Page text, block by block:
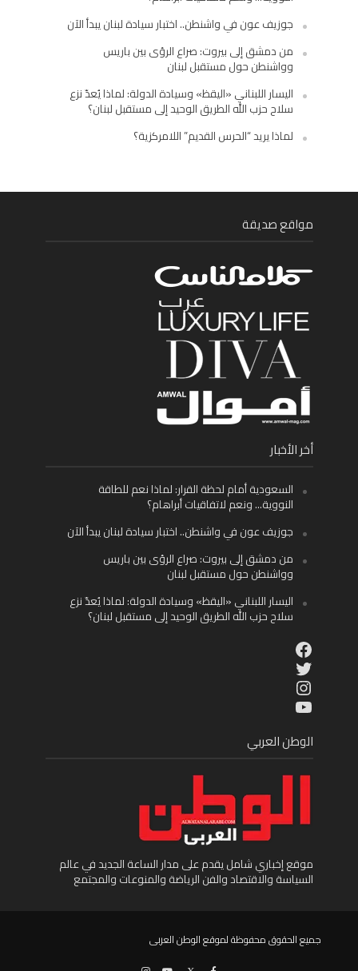
جوزيف عون في واشنطن.. اختبار سيادة لبنان يبدأ الآن
من دمشق إلى بيروت: صراع الرؤى بين باريس
وواشنطن حول مستقبل لبنان
اليسار اللبناني «اليقظ» وسيادة الدولة: لماذا يُعدّ نزع
سلاح حزب الله الطريق الوحيد إلى مستقبل لبنان؟
لماذا يريد “الحرس القديم” اللامركزية؟
مواقع صديقة
أخر الأخبار
السعودية أمام لحظة القرار: لماذا نعم للطاقة
النووية… ونعم لاتفاقيات أبراهام؟
جوزيف عون في واشنطن.. اختبار سيادة لبنان يبدأ الآن
من دمشق إلى بيروت: صراع الرؤى بين باريس
وواشنطن حول مستقبل لبنان
اليسار اللبناني «اليقظ» وسيادة الدولة: لماذا يُعدّ نزع
سلاح حزب الله الطريق الوحيد إلى مستقبل لبنان؟
Facebook
Twitter
Instagram
YouTube
الوطن العربي
موقع إخباري شامل يقدم على مدار الساعة الجديد في عالم
السياسة والاقتصاد والفن الرياضة والمنوعات والمجتمع
جميع الحقوق محفوظة لموقع الوطن العربى